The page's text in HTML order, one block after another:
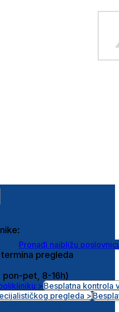
Pronađi najbližu
pregleda
pon-pet, 8-16h)
>Besplatna kontrola
pregleda >